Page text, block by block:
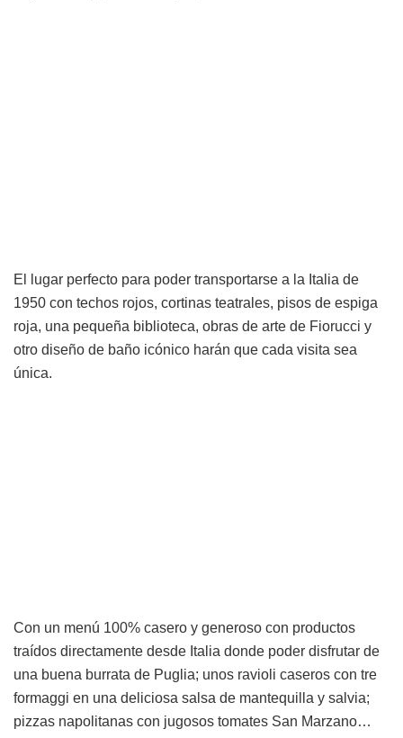
El lugar perfecto para poder transportarse a la Italia de
1950 con techos rojos, cortinas teatrales, pisos de espiga
roja, una pequeña biblioteca, obras de arte de Fiorucci y
otro diseño de baño icónico harán que cada visita sea
única.
Con un menú 100% casero y generoso con productos
traídos directamente desde Italia donde poder disfrutar de
una buena burrata de Puglia; unos ravioli caseros con tre
formaggi en una deliciosa salsa de mantequilla y salvia;
pizzas napolitanas con jugosos tomates San Marzano…